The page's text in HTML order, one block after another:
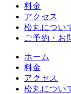
料金
アクセス
松丸につい
ご予約・お
ホーム
料金
アクセス
松丸につい